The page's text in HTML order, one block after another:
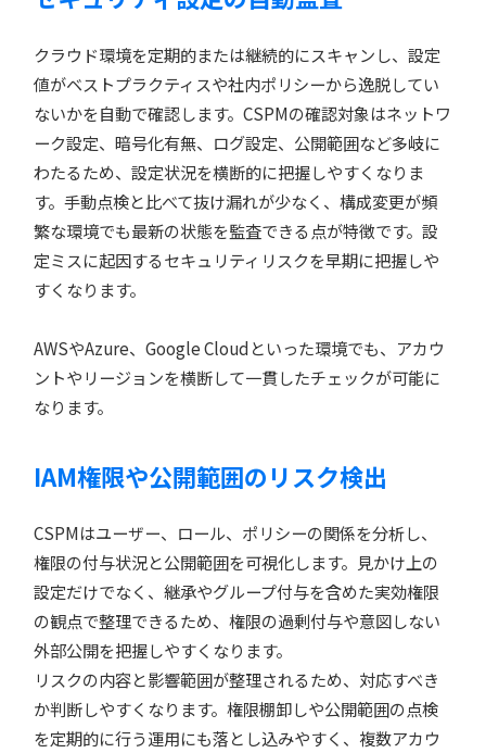
クラウド環境を定期的または継続的にスキャンし、設定
値がベストプラクティスや社内ポリシーから逸脱してい
ないかを自動で確認します。CSPMの確認対象はネットワ
ーク設定、暗号化有無、ログ設定、公開範囲など多岐に
わたるため、設定状況を横断的に把握しやすくなりま
す。手動点検と比べて抜け漏れが少なく、構成変更が頻
繁な環境でも最新の状態を監査できる点が特徴です。設
定ミスに起因するセキュリティリスクを早期に把握しや
すくなります。
AWSやAzure、Google Cloudといった環境でも、アカウ
ントやリージョンを横断して一貫したチェックが可能に
なります。
IAM権限や公開範囲のリスク検出
CSPMはユーザー、ロール、ポリシーの関係を分析し、
権限の付与状況と公開範囲を可視化します。見かけ上の
設定だけでなく、継承やグループ付与を含めた実効権限
の観点で整理できるため、権限の過剰付与や意図しない
外部公開を把握しやすくなります。
リスクの内容と影響範囲が整理されるため、対応すべき
か判断しやすくなります。権限棚卸しや公開範囲の点検
を定期的に行う運用にも落とし込みやすく、複数アカウ